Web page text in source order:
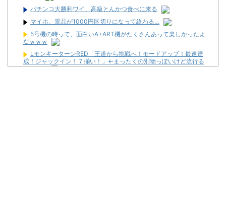
パチンコ大勝利ワイ、高級とんかつ食べに来る
マイホ、景品が1000円区切りになって終わる…
5号機の時って、面白いA+ART機がたくさんあって楽しかったよ
なｗｗｗ
LモンキーターンRED「王道から挑戦へ！モードアップ！最速達
成！ジャックイン！７揃い！」←まったくの別物っぽいけど流行る
んか！？